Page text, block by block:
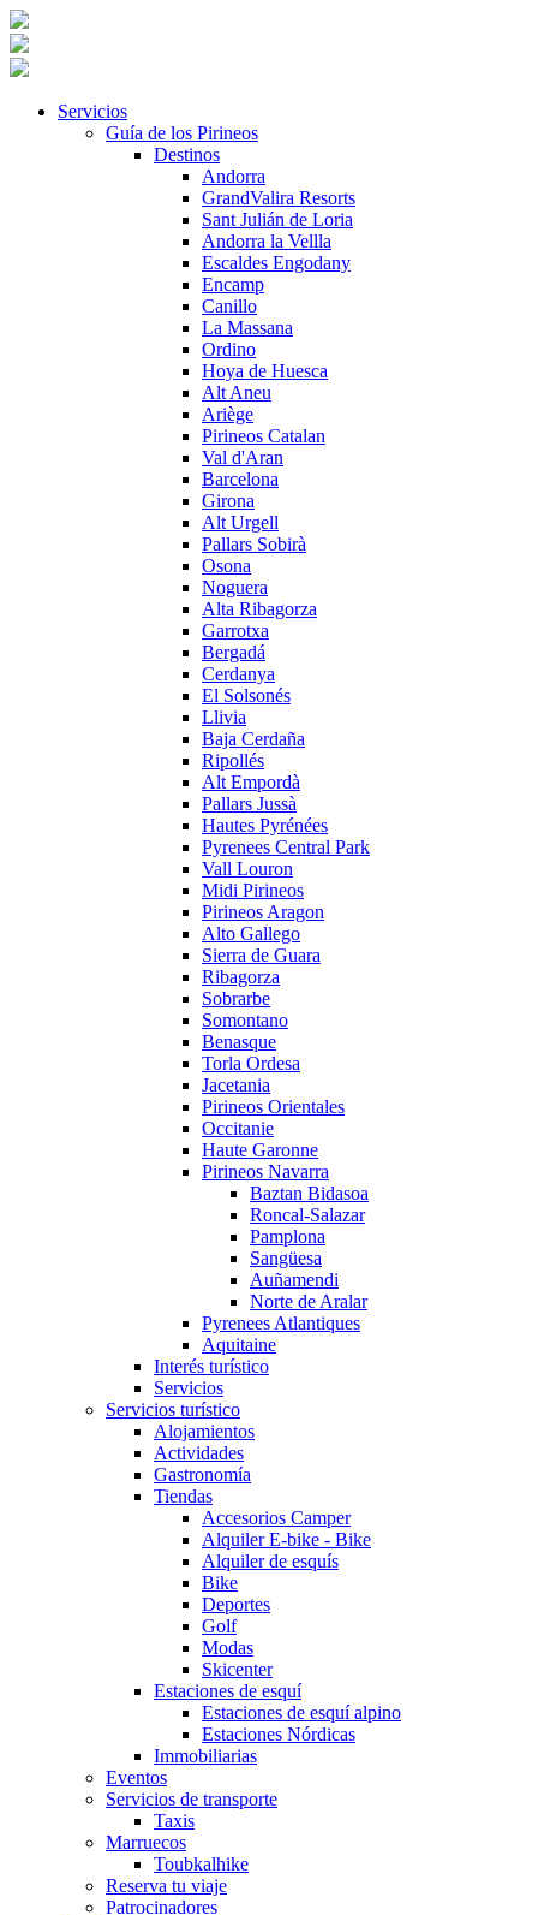
Servicios
Guía de los Pirineos
Destinos
Andorra
GrandValira Resorts
Sant Julián de Loria
Andorra la Vellla
Escaldes Engodany
Encamp
Canillo
La Massana
Ordino
Hoya de Huesca
Alt Aneu
Ariège
Pirineos Catalan
Val d'Aran
Barcelona
Girona
Alt Urgell
Pallars Sobirà
Osona
Noguera
Alta Ribagorza
Garrotxa
Bergadá
Cerdanya
El Solsonés
Llivia
Baja Cerdaña
Ripollés
Alt Empordà
Pallars Jussà
Hautes Pyrénées
Pyrenees Central Park
Vall Louron
Midi Pirineos
Pirineos Aragon
Alto Gallego
Sierra de Guara
Ribagorza
Sobrarbe
Somontano
Benasque
Torla Ordesa
Jacetania
Pirineos Orientales
Occitanie
Haute Garonne
Pirineos Navarra
Baztan Bidasoa
Roncal-Salazar
Pamplona
Sangüesa
Auñamendi
Norte de Aralar
Pyrenees Atlantiques
Aquitaine
Interés turístico
Servicios
Servicios turístico
Alojamientos
Actividades
Gastronomía
Tiendas
Accesorios Camper
Alquiler E-bike - Bike
Alquiler de esquís
Bike
Deportes
Golf
Modas
Skicenter
Estaciones de esquí
Estaciones de esquí alpino
Estaciones Nórdicas
Immobiliarias
Eventos
Servicios de transporte
Taxis
Marruecos
Toubkalhike
Reserva tu viaje
Patrocinadores